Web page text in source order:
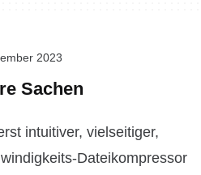
2023
Sachen
intuitiver, vielseitiger,
Dateikompressor